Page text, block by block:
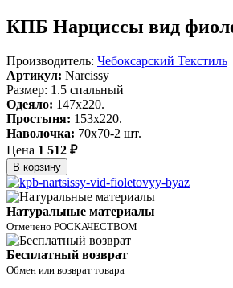
КПБ Нарциссы вид
Производитель: Чебоксарский Текстиль
Артикул: Narcissy
Размер: 1.5 спальный
Одеяло: 147x220.
Простыня: 153x220.
Наволочка: 70x70-2 шт.
Цена 1 512 ₽
В корзину
Натуральные материалы
Отмечено РОСКАЧЕСТВОМ
Бесплатный возврат
Обмен или возврат товара